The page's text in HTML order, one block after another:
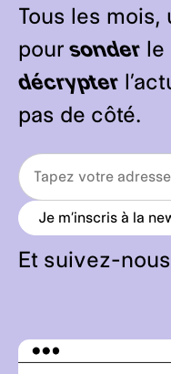
Tous les
pour sonder le
décrypter
pas de côté.
Je m’inscris à la
Et suivez-